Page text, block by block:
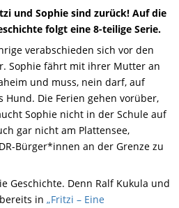
und Sophie sind zurück! Auf die
folgt eine 8-teilige Serie.
verabschieden sich vor den
Sophie fährt mit ihrer Mutter an
und muss, nein darf, auf
Hund. Die Ferien gehen vorüber,
Sophie nicht in der Schule auf
gar nicht am Plattensee,
Bürger*innen an der Grenze zu
Geschichte. Denn Ralf Kukula und
in„Fritzi – Eine